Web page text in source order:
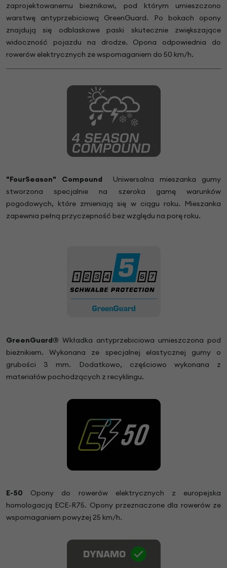
zaprojektowanemu bieżnikowi, pod którym umieszczono
warstwę antyprzebiciową GreenGuard. Po bokach opony
znajdują się odblaskowe paski skutecznie zwiększające
widoczność pojazdu na drodze. Opona odpowiednia do
rowerów elektrycznych ze wspomaganiem do 50 km/h.
"FourSeason" Compound
Uniwersalna mieszanka gumy
stworzona specjalnie na szeroka gamę warunków
pogodowych, które zmieniają się w ciągu roku. Mieszanka
zapewnia pełną przyczepność bez względu na porę roku.
GreenGuard® Wkładka antyprzebiciowa umieszczona pod
bieżnikiem. Wykonana ze specjalnej elastycznej gumy o
grubości 3 mm. Dodatkowo, częściowo wykonana z
materiałów pochodzących z recyklingu.
E-50 Opony do rowerów elektrycznych z europejska
homologacją ECE-R75. Opony przeznaczone dla rowerów ze
wspomaganiem powyżej 25 km/h.